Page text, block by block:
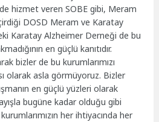
hizmet veren SOBE gibi, Meram
DOSD Meram ve Karatay
Karatay Alzheimer Derneği de bu
en güçlü kanıtıdır.
bizler de bu kurumlarımızı
olarak asla görmüyoruz. Bizler
en güçlü yüzleri olarak
bugüne kadar olduğu gibi
her ihtiyacında her